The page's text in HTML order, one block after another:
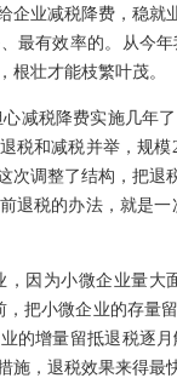
企业减税降费，稳
最有效率的。从今
根壮才能枝繁叶茂。
减税降费实施几年
税和减税并举，规
次调整了结构，把
退税的办法，就是
，因为小微企业量
把小微企业的存量
的增量留抵退税逐
施，退税效果来得